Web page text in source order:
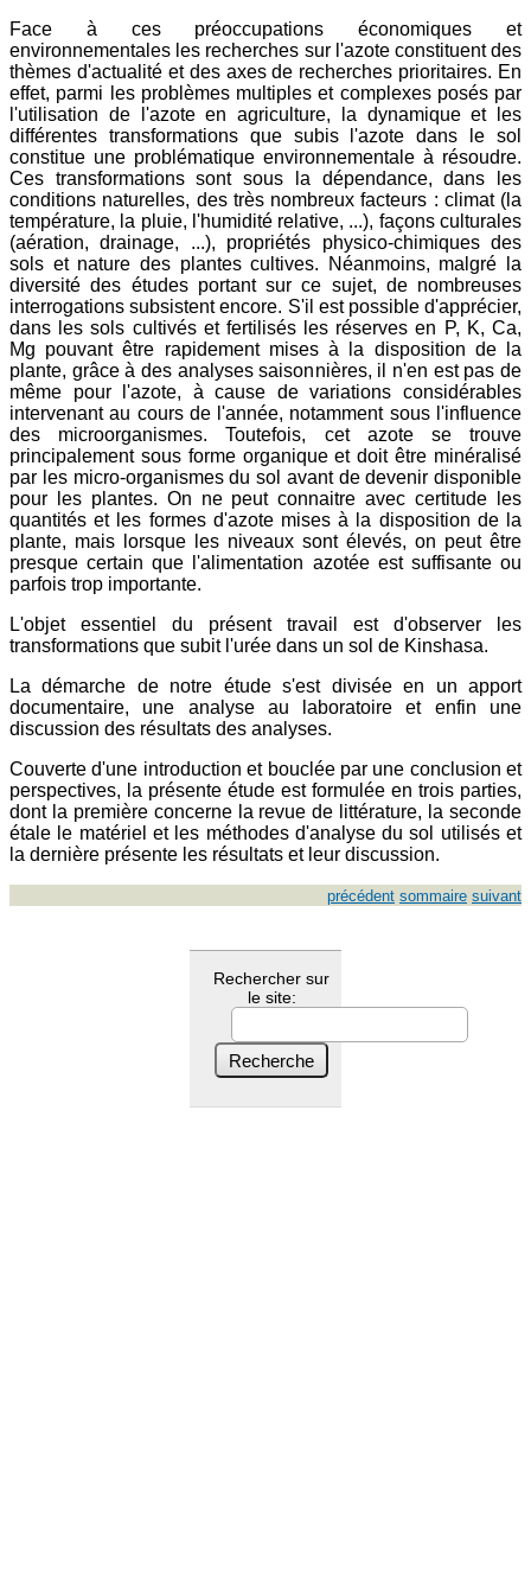
Face à ces préoccupations économiques et
environnementales les recherches sur l'azote constituent des
thèmes d'actualité et des axes de recherches prioritaires. En
effet, parmi les problèmes multiples et complexes posés par
l'utilisation de l'azote en agriculture, la dynamique et les
différentes transformations que subis l'azote dans le sol
constitue une problématique environnementale à résoudre.
Ces transformations sont sous la dépendance, dans les
conditions naturelles, des très nombreux facteurs : climat (la
température, la pluie, l'humidité relative, ...), façons culturales
(aération, drainage, ...), propriétés physico-chimiques des
sols et nature des plantes cultives. Néanmoins, malgré la
diversité des études portant sur ce sujet, de nombreuses
interrogations subsistent encore. S'il est possible d'apprécier,
dans les sols cultivés et fertilisés les réserves en P, K, Ca,
Mg pouvant être rapidement mises à la disposition de la
plante, grâce à des analyses saisonnières, il n'en est pas de
même pour l'azote, à cause de variations considérables
intervenant au cours de l'année, notamment sous l'influence
des microorganismes. Toutefois, cet azote se trouve
principalement sous forme organique et doit être minéralisé
par les micro-organismes du sol avant de devenir disponible
pour les plantes. On ne peut connaitre avec certitude les
quantités et les formes d'azote mises à la disposition de la
plante, mais lorsque les niveaux sont élevés, on peut être
presque certain que l'alimentation azotée est suffisante ou
parfois trop importante.
L'objet essentiel du présent travail est d'observer les
transformations que subit l'urée dans un sol de Kinshasa.
La démarche de notre étude s'est divisée en un apport
documentaire, une analyse au laboratoire et enfin une
discussion des résultats des analyses.
Couverte d'une introduction et bouclée par une conclusion et
perspectives, la présente étude est formulée en trois parties,
dont la première concerne la revue de littérature, la seconde
étale le matériel et les méthodes d'analyse du sol utilisés et
la dernière présente les résultats et leur discussion.
précédent sommaire suivant
Rechercher sur
le site: